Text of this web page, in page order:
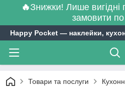
🔥Знижки! Лише вигідні
замовити по
Happy Pocket ― наклейки,
Товари та послуги